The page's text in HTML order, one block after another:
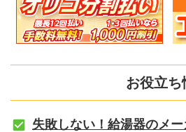
お役立ち
失敗しない！給湯器のメ